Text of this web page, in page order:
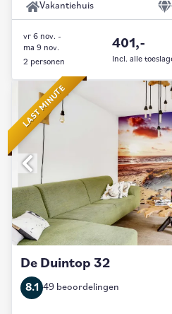
Vakantiehuis
401,-
Incl. alle
vr 6 nov. -
ma 9 nov.
2 personen
LAST MINUTE
De Duintop 32
8.1 49 beoordelingen